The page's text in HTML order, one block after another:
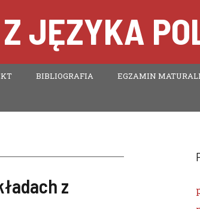
JĘZYKA
BIBLIOGRAFIA EGZAMIN
z